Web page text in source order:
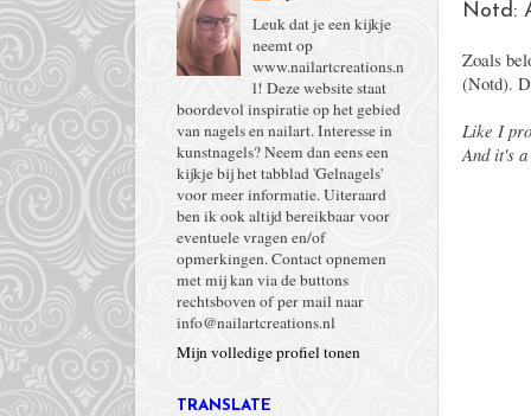
Notd:
Zoals
(Notd).
Like I
And it's
Leuk dat je een kijkje
neemt op
www.nailartcreations.n
l! Deze website staat
boordevol inspiratie op het gebied
van nagels en nailart. Interesse in
kunstnagels? Neem dan eens een
kijkje bij het tabblad 'Gelnagels'
voor meer informatie. Uiteraard
ben ik ook altijd bereikbaar voor
eventuele vragen en/of
opmerkingen. Contact opnemen
met mij kan via de buttons
rechtsboven of per mail naar
info@nailartcreations.nl
Mijn volledige profiel tonen
TRANSLATE